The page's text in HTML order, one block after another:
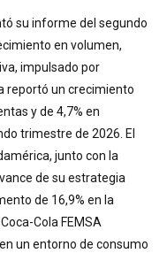
su informe del segundo
en volumen,
impulsado por
reportó un crecimiento
y de 4,7% en
trimestre de 2026. El
junto con la
de su estrategia
de 16,9% en la
Cola FEMSA
un entorno de consumo